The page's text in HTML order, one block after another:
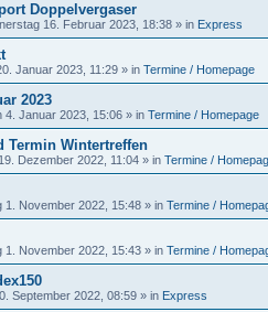
Doppelvergaser
16. Februar 2023, 18:38 » in Express
Januar 2023, 11:29 » in Termine / Homepage
2023
4. Januar 2023, 15:06 » in Termine / Homepage
Termin Wintertreffen
Dezember 2022, 11:04 » in Termine /
1. November 2022, 15:48 » in Termine /
1. November 2022, 15:43 » in Termine /
September 2022, 08:59 » in Express